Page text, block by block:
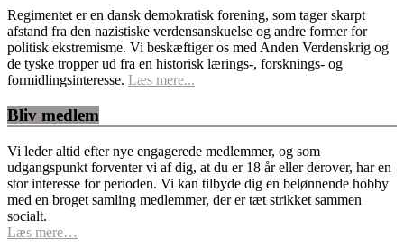
Regimentet er en dansk demokratisk forening, som tager skarpt
afstand fra den nazistiske verdensanskuelse og andre former for
politisk ekstremisme. Vi beskæftiger os med Anden Verdenskrig og
de tyske tropper ud fra en historisk lærings-, forsknings- og
formidlingsinteresse. Læs mere...
Bliv medlem
Vi leder altid efter nye engagerede medlemmer, og som
udgangspunkt forventer vi af dig, at du er 18 år eller derover, har en
stor interesse for perioden. Vi kan tilbyde dig en belønnende hobby
med en broget samling medlemmer, der er tæt strikket sammen
socialt.
Læs mere…